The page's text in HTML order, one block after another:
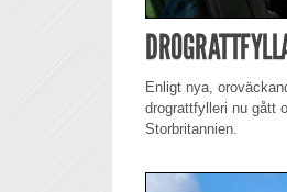
Enligt nya,
drograttfylleri nu gått
Storbritannien.